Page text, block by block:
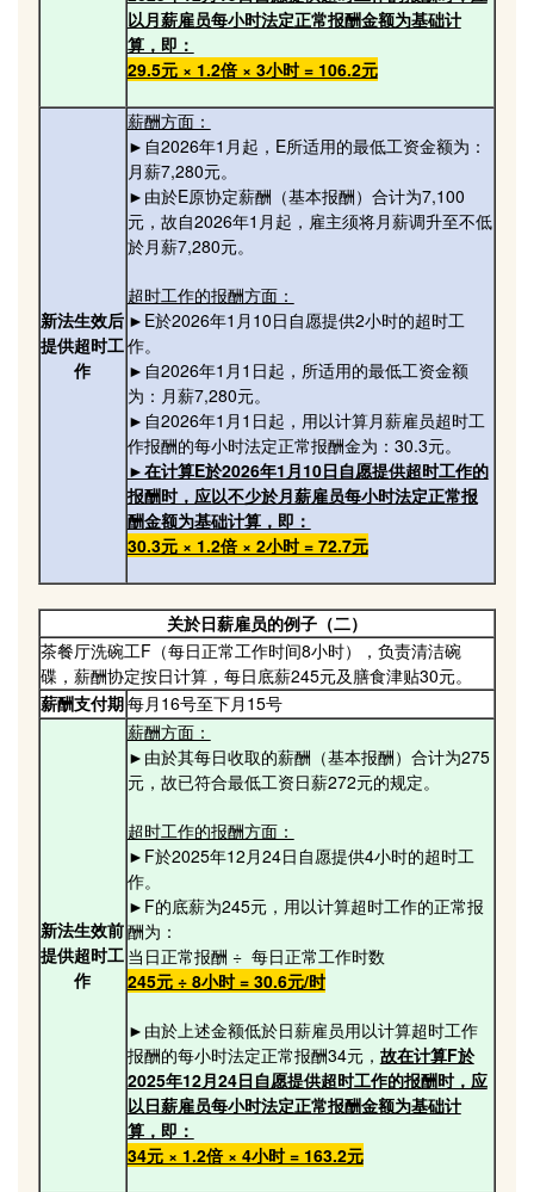
以月薪雇员每小时法定正常报酬金额为基础计
算，即：
29.5元 × 1.2倍 × 3小时 = 106.2元
新法生效后
提供超时工
作
薪酬方面：
►自2026年1月起，E所适用的最低工资金额为：
月薪7,280元。
►由於E原协定薪酬（基本报酬）合计为7,100
元，故自2026年1月起，雇主须将月薪调升至不低
於月薪7,280元。
超时工作的报酬方面：
►E於2026年1月10日自愿提供2小时的超时工
作。
►自2026年1月1日起，所适用的最低工资金额
为：月薪7,280元。
►自2026年1月1日起，用以计算月薪雇员超时工
作报酬的每小时法定正常报酬金为：30.3元。
►在计算E於2026年1月10日自愿提供超时工作的
报酬时，应以不少於月薪雇员每小时法定正常报
酬金额为基础计算，即：
30.3元 × 1.2倍 × 2小时 = 72.7元
关於日薪雇员的例子（二）
茶餐厅洗碗工F（每日正常工作时间8小时），负责清洁碗
碟，薪酬协定按日计算，每日底薪245元及膳食津贴30元。
薪酬支付期每月16号至下月15号
新法生效前
提供超时工
作
薪酬方面：
►由於其每日收取的薪酬（基本报酬）合计为275
元，故已符合最低工资日薪272元的规定。
超时工作的报酬方面：
►F於2025年12月24日自愿提供4小时的超时工
作。
►F的底薪为245元，用以计算超时工作的正常报
酬为：
当日正常报酬 ÷ 每日正常工作时数
245元 ÷ 8小时 = 30.6元/时
►由於上述金额低於日薪雇员用以计算超时工作
报酬的每小时法定正常报酬34元， 故在计算F於
2025年12月24日自愿提供超时工作的报酬时，应
以日薪雇员每小时法定正常报酬金额为基础计
算，即：
34元 × 1.2倍 × 4小时 = 163.2元